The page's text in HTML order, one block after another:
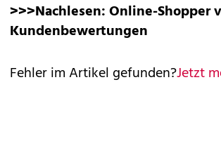
>>>Nachlesen:Online-Shopper
Kundenbewertungen
Fehler im Artikel gefunden?Jetzt